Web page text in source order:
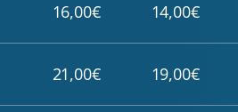
16,00€ 14,00€
21,00€ 19,00€